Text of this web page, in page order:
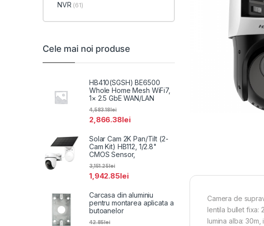
Camera de
lentila bullet fixa:
lumina alba: 30m,
NVR (61)
Cele mai noi produse
HB410(SGSH) BE6500
Whole Home Mesh WiFi7,
1× 2.5 GbE WAN/LAN
2,866.38lei
4,583.18lei
Solar Cam 2K Pan/Tilt (2-
Cam Kit) HB112, 1/2.8"
CMOS Sensor,
1,942.85lei
3,151.25lei
Carcasa din aluminiu
pentru montarea aplicata a
butoanelor
42.85lei